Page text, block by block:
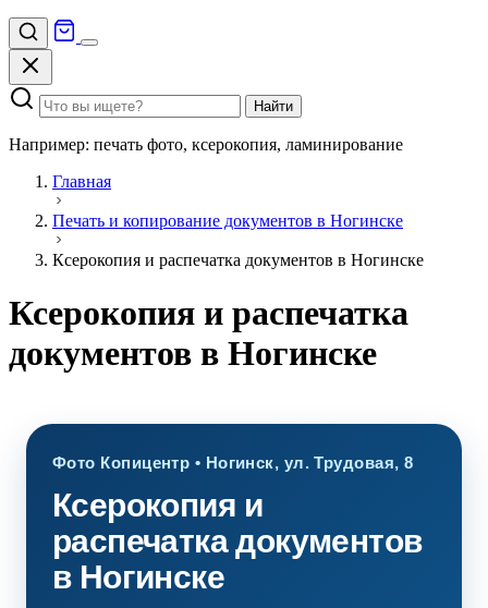
Найти
Например: печать фото, ксерокопия, ламинирование
Главная
Печать и копирование документов в Ногинске
Ксерокопия и распечатка документов в Ногинске
Ксерокопия и распечатка
документов в Ногинске
Фото Копицентр • Ногинск, ул. Трудовая, 8
Ксерокопия и
распечатка документов
в Ногинске